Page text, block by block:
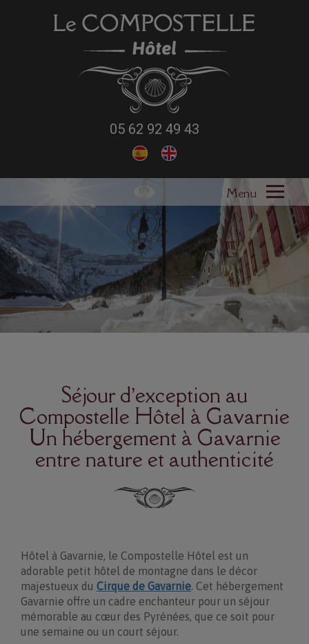
05 62 92 49 43
Ouvrir
le
menu
L'HÔTEL
NOS SERVICES
NOS TARIFS
RÉSERVATION / CONTACT
Séjour d’exception au
Compostelle Hôtel à Gavarnie
Un hébergement à Gavarnie
entre nature et authenticité
Hôtel à Gavarnie, le Compostelle Hôtel est un
adorable petit hôtel de montagne dans le décor
majestueux du Cirque de Gavarnie. Cet hébergement
Gavarnie offre un cadre enchanteur pour un séjour
mémorable au cœur des Pyrénées, que ce soit pour
une semaine ou un court séjour.